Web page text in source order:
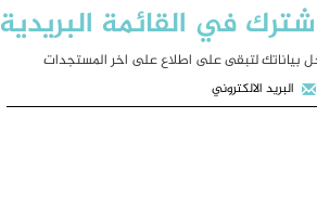
في القائمة البريدية
بياناتك لتبقى على اطلاع على اخر المستجدات